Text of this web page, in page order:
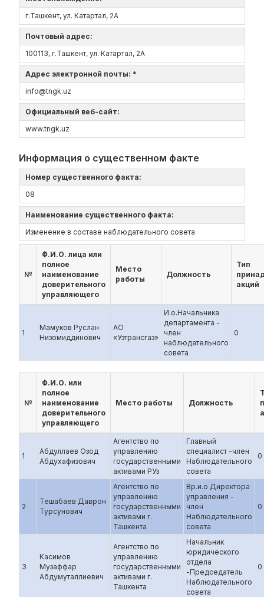
г.Ташкент, ул. Катартал, 2А
Почтовый адрес:
100113, г.Ташкент, ул. Катартал, 2А
Адрес электронной почты: *
info@tngk.uz
Официальный веб-сайт:
www.tngk.uz
Информация о существенном факте
Номер существенного факта:
08
Наименование существенного факта:
Изменение в составе наблюдательного совета
№
Ф.И.О. лица или
полное
наименование
доверительного
управляющего
Место
работы
Должность
Тип
акций
1
Мамуков Руслан
Низомиддинович
АО
«Узтрансгаз»
И.о.Начальника
департамента -
член
наблюдательного
совета
0
№
Ф.И.О. или
полное
наименование
доверительного
управляющего
Место работы Должность
1
Абдуллаев Озод
Абдухафизович
Агентство по
управлению
государственными
активами РУз
Главный
специалист -член
Наблюдательного
совета
0
2
Тешабаев Даврон
Турсунович
Агентство по
управлению
государственными
активами г.
Ташкента
Вр.и.о Директора
управления -
член
Наблюдательного
совета
0
3
Касимов
Музаффар
Абдумуталлиевич
Агентство по
управлению
государственными
активами г.
Ташкента
Начальник
юридического
отдела
-Председатель
Наблюдательного
совета
0